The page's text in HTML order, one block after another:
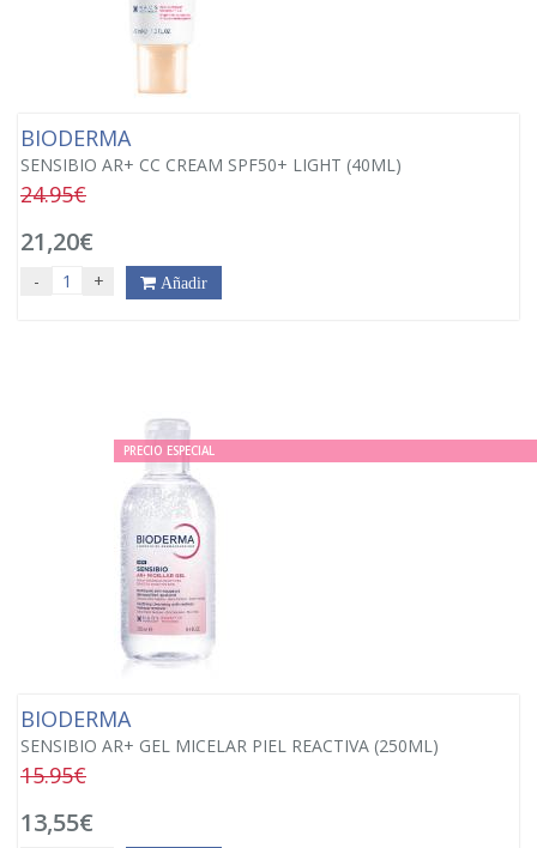
BIODERMA
SENSIBIO AR+ CC CREAM SPF50+ LIGHT (40ML)
24.95€
21,20€
- + Añadir
PRECIO ESPECIAL
BIODERMA
SENSIBIO AR+ GEL MICELAR PIEL REACTIVA (250ML)
15.95€
13,55€